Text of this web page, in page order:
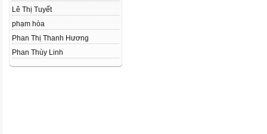
Lê Thị Tuyết
phạm hòa
Phan Thị Thanh Hương
Phan Thùy Linh